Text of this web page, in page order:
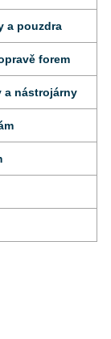
a pouzdra
forem
a nástrojárny